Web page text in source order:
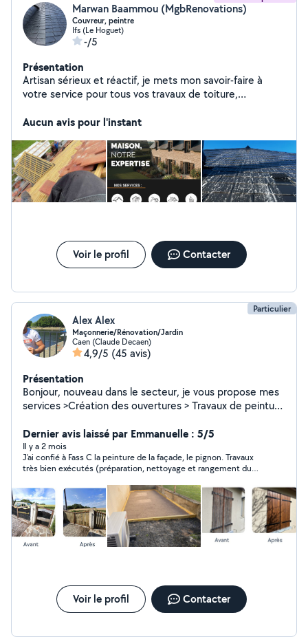
Marwan Baammou (MgbRenovations)
Couvreur, peintre
Ifs (Le Hoguet)
-/5
Présentation
Artisan sérieux et réactif, je mets mon savoir-faire à
votre service pour tous vos travaux de toiture,
gratuit et respect des délais sont mes priorités.
accompagner dans votre projet.
Aucun avis pour l'instant
Voir le profil Contacter
Particulier
Alex Alex
Maçonnerie/Rénovation/Jardin
Caen (Claude Decaen)
4,9/5 (45 avis)
Présentation
Bonjour, nouveau dans le secteur, je vous propose mes
services >Création des ouvertures > Travaux de peinture
Espaces Verts >Aménagement de Jardin N'hésitez pas à
me contacter afin de pouvoir réaliser vos projets
ensemble .
Dernier avis laissé par Emmanuelle : 5/5
Il y a 2 mois
J’ai confié à Fass C la peinture de la façade, le pignon. Travaux
très bien exécutés (préparation, nettoyage et rangement du
Communication facile et agréable. Je recommande vivement.
Voir le profil Contacter